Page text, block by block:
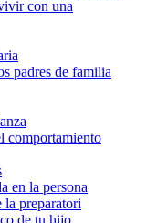
con una
padres de familia
comportamiento
en la persona
la preparatori
de tu hijo